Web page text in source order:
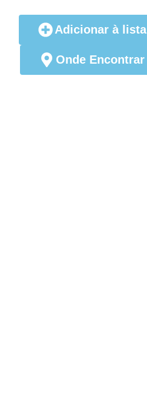
Adicionar à lista
Onde Encontrar